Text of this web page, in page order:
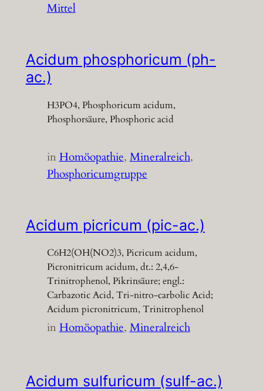
Mittel
Acidum phosphoricum (ph-
ac.)
H3PO4, Phosphoricum acidum,
Phosphorsäure, Phosphoric acid
inHomöopathie, Mineralreich
Phosphoricumgruppe
Acidum picricum (pic-ac.)
C6H2(OH(NO2)3, Picricum acidum,
Picronitricum acidum, dt.: 2,4,6-
Trinitrophenol, Pikrinsäure; engl.:
Carbazotic Acid, Tri-nitro-carbolic Acid;
Acidum picronitricum, Trinitrophenol
inHomöopathie, Mineralreich
Acidum sulfuricum (sulf-ac.)